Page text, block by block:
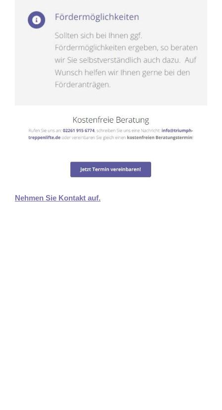
Nehmen Sie Kontakt auf.